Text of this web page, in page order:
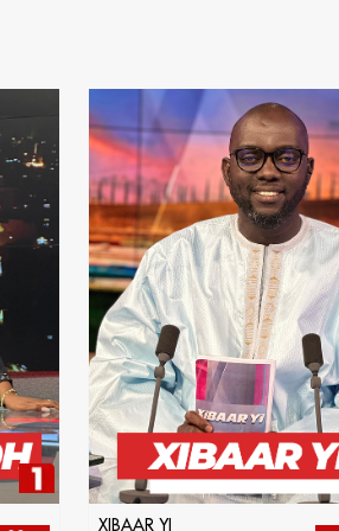
XIBAAR YI